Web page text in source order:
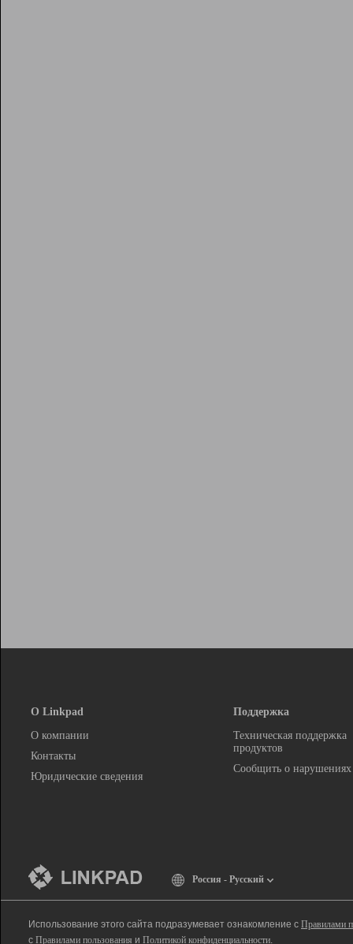
О Linkpad
О компании
Контакты
Юридические сведения
Поддержка
Техническая поддержка
продуктов
Сообщить о нарушениях
Россия - Русский
Использование этого сайта подразумевает ознакомление с Правилами
с Правилами пользования и Политикой конфиденциальности.